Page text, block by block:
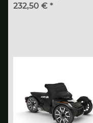
232,50 € *